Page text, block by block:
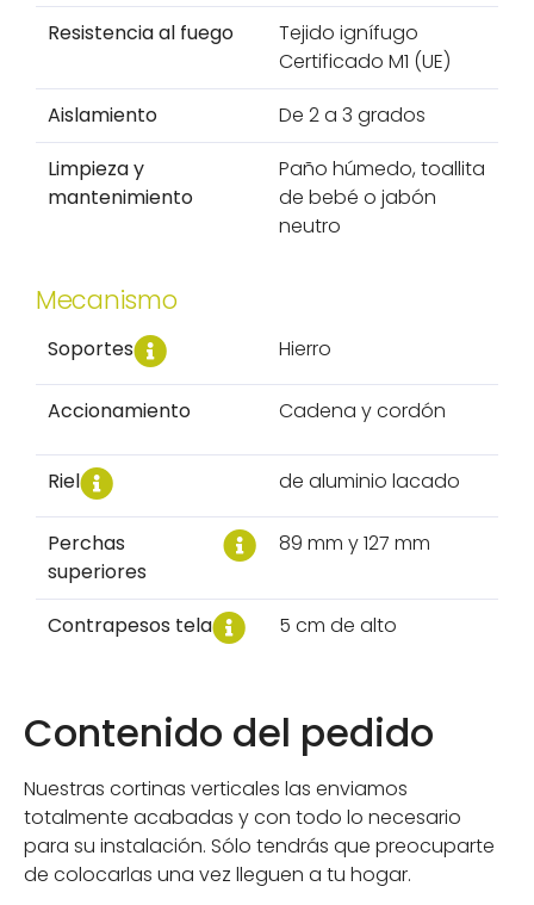
Resistencia al fuego
Tejido ignífugo
Certificado M1 (UE)
Aislamiento
De 2 a 3 grados
Limpieza y
mantenimiento
Paño húmedo, toallita
de bebé o jabón
neutro
Mecanismo
Soportes Hierro
Accionamiento Cadena y cordón
Riel de aluminio lacado
Perchas
superiores
89 mm y 127 mm
Contrapesos tela 5 cm de alto
Contenido del pedido
Nuestras cortinas verticales las enviamos
totalmente acabadas y con todo lo necesario
para su instalación. Sólo tendrás que preocuparte
de colocarlas una vez lleguen a tu hogar.